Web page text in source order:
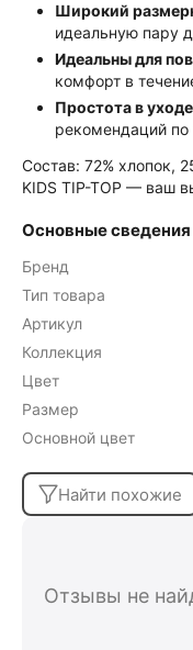
Широкий
идеальную пару
Идеальны для
комфорт в
Простота в уходе
рекомендаций по
Состав: 72% хлопок,
KIDS TIP-TOP — ваш
Основные сведения
Бренд
Тип товара
Артикул
Коллекция
Цвет
Размер
Основной цвет
Найти похожие
Отзывы не